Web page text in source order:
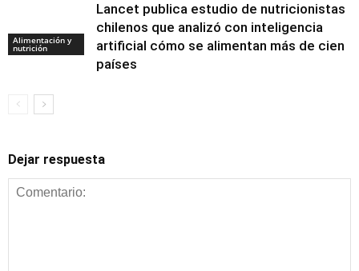
Alimentación y
nutrición
Lancet publica estudio de nutricionistas
chilenos que analizó con inteligencia
artificial cómo se alimentan más de cien
países
Dejar respuesta